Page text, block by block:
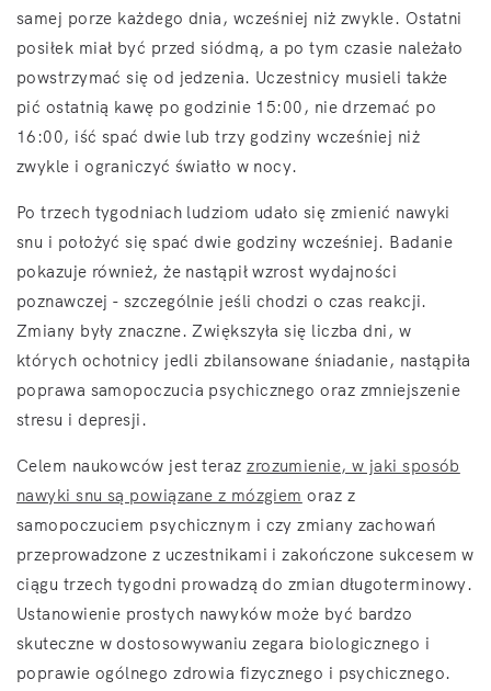
samej porze każdego dnia, wcześniej niż zwykle. Ostatni
posiłek miał być przed siódmą, a po tym czasie należało
powstrzymać się od jedzenia. Uczestnicy musieli także
pić ostatnią kawę po godzinie 15:00, nie drzemać po
16:00, iść spać dwie lub trzy godziny wcześniej niż
zwykle i ograniczyć światło w nocy.
Po trzech tygodniach ludziom udało się zmienić nawyki
snu i położyć się spać dwie godziny wcześniej. Badanie
pokazuje również, że nastąpił wzrost wydajności
poznawczej - szczególnie jeśli chodzi o czas reakcji.
Zmiany były znaczne. Zwiększyła się liczba dni, w
których ochotnicy jedli zbilansowane śniadanie, nastąpiła
poprawa samopoczucia psychicznego oraz zmniejszenie
stresu i depresji.
Celem naukowców jest terazzrozumienie, w jaki sposób
nawyki snu są powiązane z mózgiem oraz z
samopoczuciem psychicznym i czy zmiany zachowań
przeprowadzone z uczestnikami i zakończone sukcesem w
ciągu trzech tygodni prowadzą do zmian długoterminowy.
Ustanowienie prostych nawyków może być bardzo
skuteczne w dostosowywaniu zegara biologicznego i
poprawie ogólnego zdrowia fizycznego i psychicznego.